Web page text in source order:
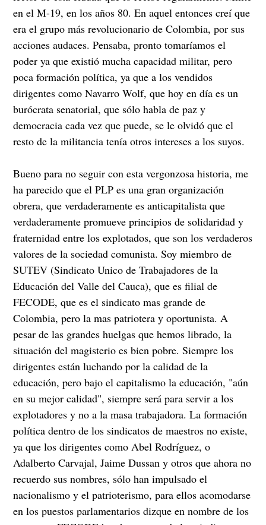
en el M-19, en los años 80. En aquel entonces creí que
era el grupo más revolucionario de Colombia, por sus
acciones audaces. Pensaba, pronto tomaríamos el
poder ya que existió mucha capacidad militar, pero
poca formación política, ya que a los vendidos
dirigentes como Navarro Wolf, que hoy en día es un
burócrata senatorial, que sólo habla de paz y
democracia cada vez que puede, se le olvidó que el
resto de la militancia tenía otros intereses a los suyos.
Bueno para no seguir con esta vergonzosa historia, me
ha parecido que el PLP es una gran organización
obrera, que verdaderamente es anticapitalista que
verdaderamente promueve principios de solidaridad y
fraternidad entre los explotados, que son los verdaderos
valores de la sociedad comunista. Soy miembro de
SUTEV (Sindicato Unico de Trabajadores de la
Educación del Valle del Cauca), que es filial de
FECODE, que es el sindicato mas grande de
Colombia, pero la mas patriotera y oportunista. A
pesar de las grandes huelgas que hemos librado, la
situación del magisterio es bien pobre. Siempre los
dirigentes están luchando por la calidad de la
educación, pero bajo el capitalismo la educación, "aún
en su mejor calidad", siempre será para servir a los
explotadores y no a la masa trabajadora. La formación
política dentro de los sindicatos de maestros no existe,
ya que los dirigentes como Abel Rodríguez, o
Adalberto Carvajal, Jaime Dussan y otros que ahora no
recuerdo sus nombres, sólo han impulsado el
nacionalismo y el patrioterismo, para ellos acomodarse
en los puestos parlamentarios dizque en nombre de los